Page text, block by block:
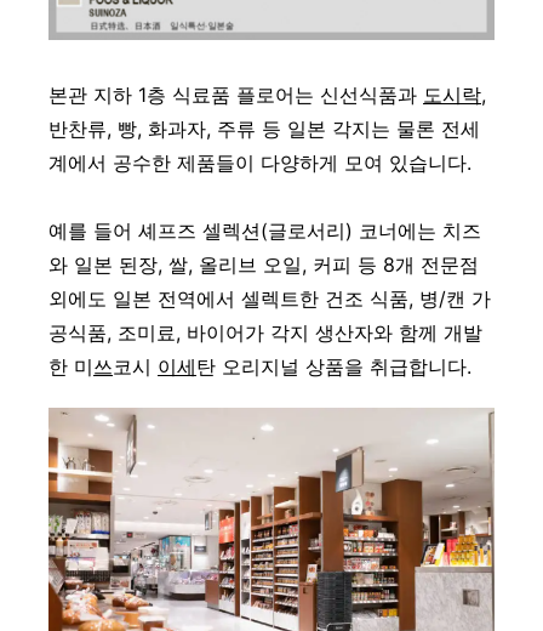
본관 지하 1층 식료품 플로어는 신선식품과 도시락,
반찬류, 빵, 화과자, 주류 등 일본 각지는 물론 전세
계에서 공수한 제품들이 다양하게 모여 있습니다.
예를 들어 셰프즈 셀렉션(글로서리) 코너에는 치즈
와 일본 된장, 쌀, 올리브 오일, 커피 등 8개 전문점
외에도 일본 전역에서 셀렉트한 건조 식품, 병/캔 가
공식품, 조미료, 바이어가 각지 생산자와 함께 개발
한 미쓰코시 이세탄 오리지널 상품을 취급합니다.